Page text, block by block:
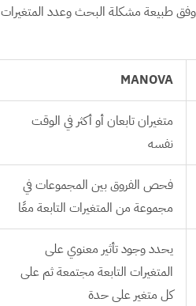
وفق طبيعة مشكلة البحث وعدد المتغيرات
MANOVA
متغيران تابعان أو أكثر في الوقت
نفسه
فحص الفروق بين المجموعات في
مجموعة من المتغيرات التابعة معًا
يحدد وجود تأثير معنوي على
المتغيرات التابعة مجتمعة ثم على
كل متغير على حدة